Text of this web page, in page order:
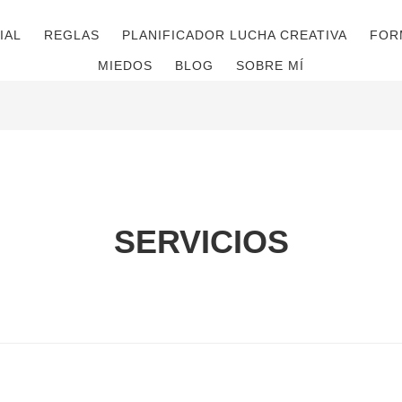
REGLAS PLANIFICADOR LUCHA CREATIVA
MIEDOS BLOG SOBRE MÍ
SERVICIOS